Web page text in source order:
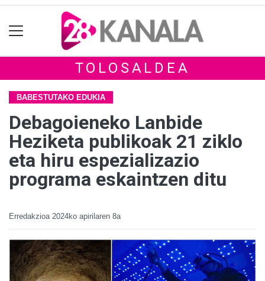
TOLOSALDEA
BABESTUTAKO EDUKIA
Debagoieneko Lanbide
Heziketa publikoak 21 ziklo
eta hiru espezializazio
programa eskaintzen ditu
Erredakzioa 2024ko apirilaren 8a